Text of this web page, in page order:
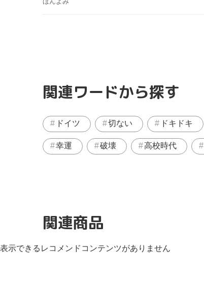
関連ワードから探す
ドイツ 切ない ドキドキ
幸運 破壊 高校時代
関連商品
表示できるレコメンドコンテンツがありません